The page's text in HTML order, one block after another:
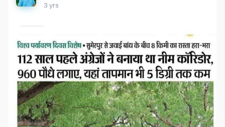
3 yrs